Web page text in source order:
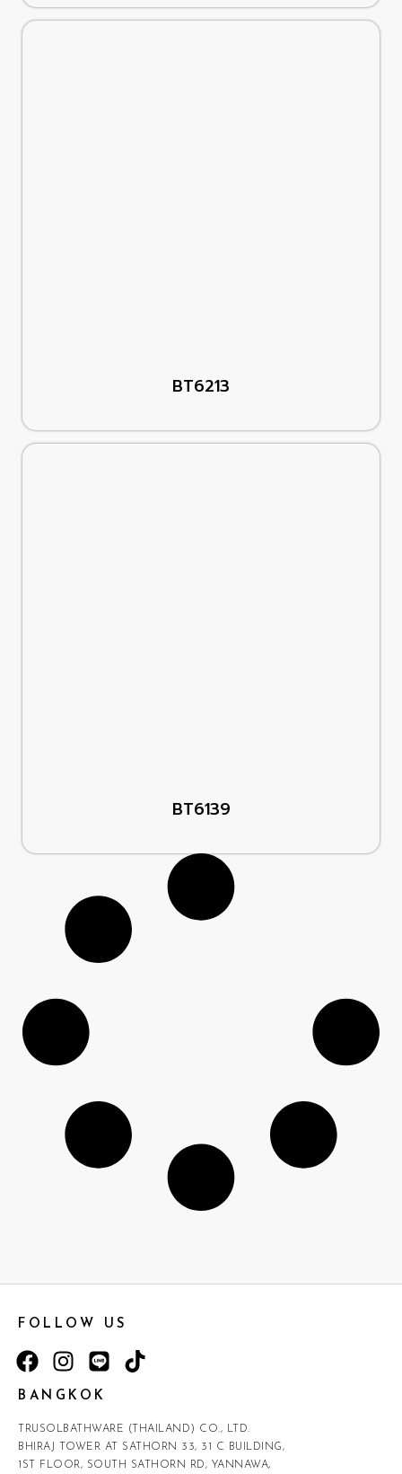
BT6213
BT6139
FOLLOW US
BANGKOK
TRUSOLBATHWARE (THAILAND) CO., LTD.
BHIRAJ TOWER AT SATHORN 33, 31 C BUILDING,
1ST FLOOR, SOUTH SATHORN RD, YANNAWA,